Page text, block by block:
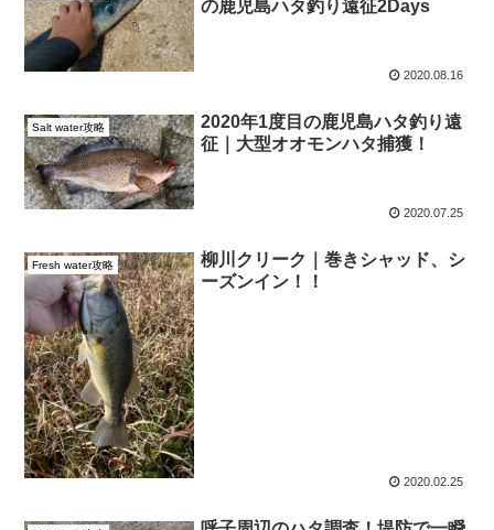
の鹿児島ハタ釣り遠征2Days
2020.08.16
Salt water攻略
2020年1度目の鹿児島ハタ釣り遠
征｜大型オオモンハタ捕獲！
2020.07.25
Fresh water攻略
柳川クリーク｜巻きシャッド、シ
ーズンイン！！
2020.02.25